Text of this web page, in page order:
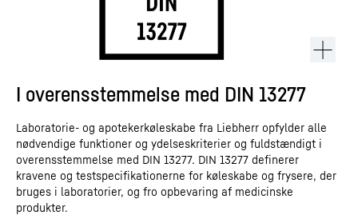
I overensstemmelse med DIN 13277
Laboratorie- og apotekerkøleskabe fra Liebherr opfylder alle
nødvendige funktioner og ydelseskriterier og fuldstændigt i
overensstemmelse med DIN 13277. DIN 13277 definerer
kravene og testspecifikationerne for køleskabe og frysere, der
bruges i laboratorier, og fro opbevaring af medicinske
produkter.